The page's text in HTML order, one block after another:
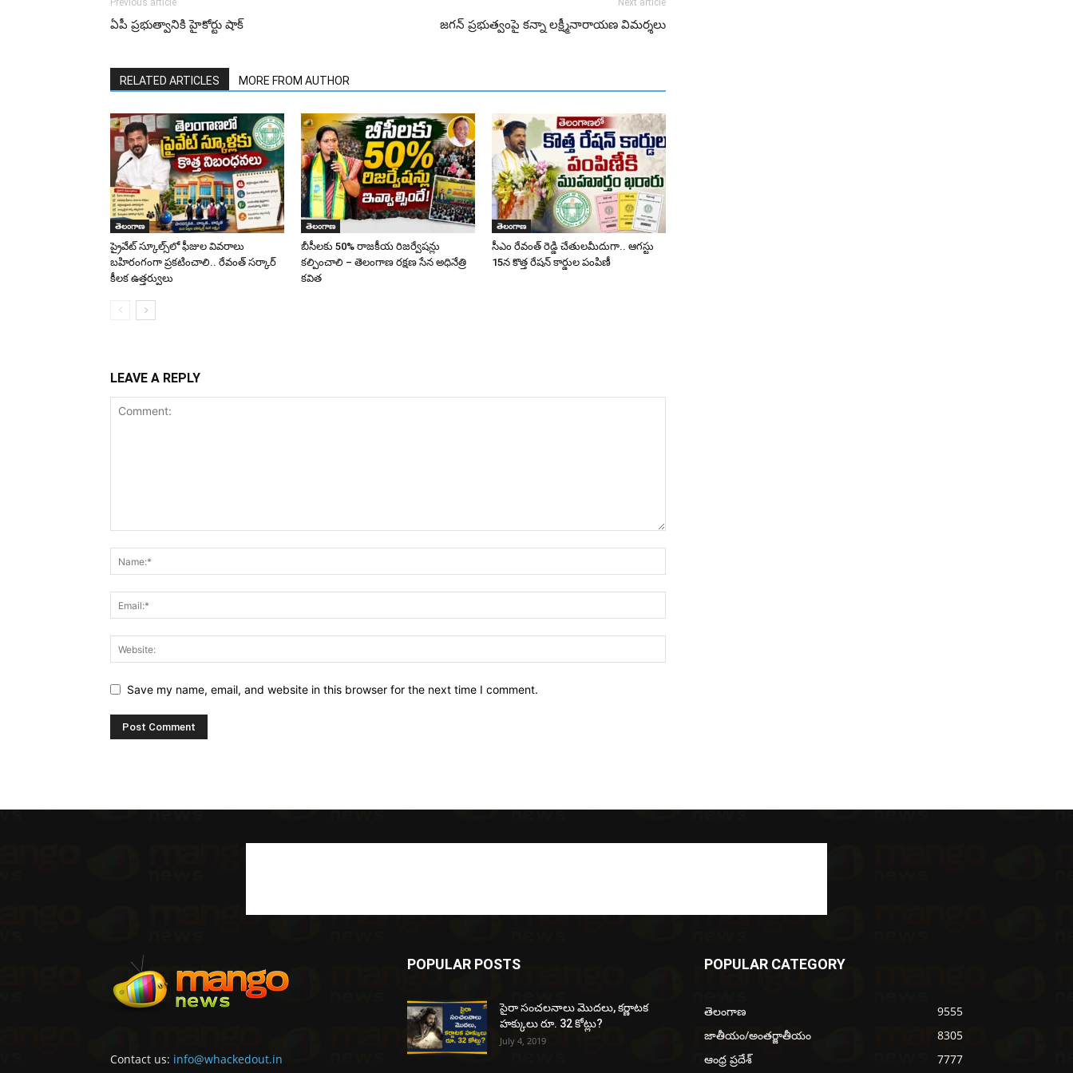
Previous article
ఏపీ ప్రభుత్వానికి హైకోర్టు షాక్
Next article
జగన్ ప్రభుత్వంపై కన్నా లక్ష్మీనారాయణ విమర్శలు
RELATED ARTICLES MORE FROM AUTHOR
తెలంగాణ
ప్రైవేట్ స్కూల్స్‌లో ఫీజుల వివరాలు
బహిరంగంగా ప్రకటించాలి.. రేవంత్ సర్కార్
కీలక ఉత్తర్వులు
తెలంగాణ
బీసీలకు 50% రాజకీయ రిజర్వేషన్లు
కల్పించాలి – తెలంగాణ రక్షణ సేన అధినేత్రి
కవిత
తెలంగాణ
సీఎం రేవంత్ రెడ్డి చేతులమీదుగా.. ఆగస్టు
15న కొత్త రేషన్ కార్డుల పంపిణీ
LEAVE A REPLY
Save my name, email, and website in this browser for the next time I comment.
Contact us: info@whackedout.in
POPULAR POSTS
సైరా సంచలనాలు మొదలు, కర్ణాటక
హక్కులు రూ. 32 కోట్లు?
July 4, 2019
POPULAR CATEGORY
తెలంగాణ
9555
జాతీయం/అంతర్జాతీయం
8305
ఆంధ్ర ప్రదేశ్
7777